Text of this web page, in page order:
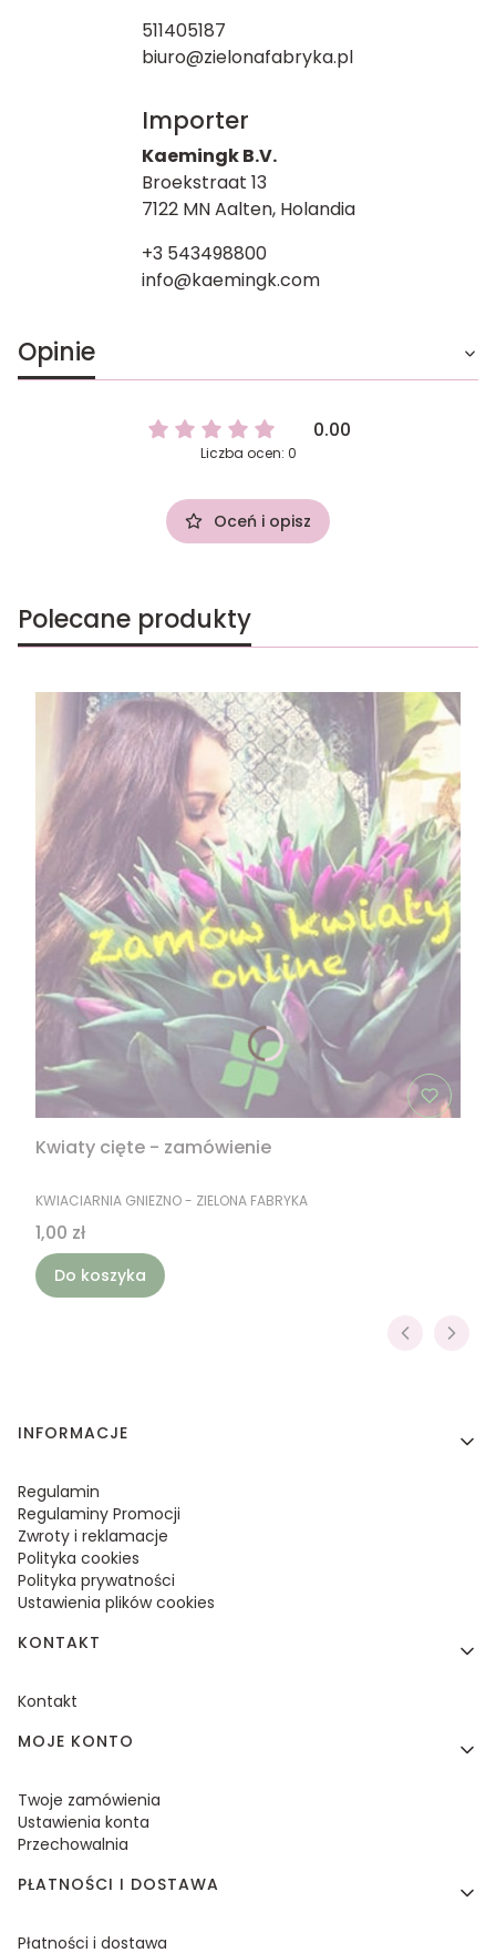
511405187
biuro@zielonafabryka.pl
Importer
Kaemingk B.V.
Broekstraat 13
7122 MN Aalten, Holandia
+3 543498800
info@kaemingk.com
Opinie
0.00
Liczba ocen: 0
Oceń i opisz
Polecane produkty
Kwiaty cięte - zamówienie
PRODUCENT
KWIACIARNIA GNIEZNO - ZIELONA FABRYKA
Cena
1,00 zł
Do koszyka
Linki w stopce
INFORMACJE
Regulamin
Regulaminy Promocji
Zwroty i reklamacje
Polityka cookies
Polityka prywatności
Ustawienia plików cookies
KONTAKT
Kontakt
MOJE KONTO
Twoje zamówienia
Ustawienia konta
Przechowalnia
PŁATNOŚCI I DOSTAWA
Płatności i dostawa